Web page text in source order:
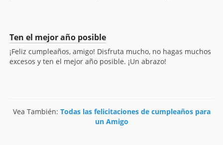
Ten el mejor año posible
¡Feliz cumpleaños, amigo! Disfruta mucho, no hagas muchos
excesos y ten el mejor año posible. ¡Un abrazo!
Vea También: Todas las felicitaciones de cumpleaños para
un Amigo